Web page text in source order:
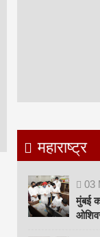
महाराष्ट्र
03
मुंबई